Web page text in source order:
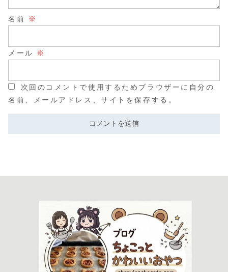
名前 ※
メール ※
次回のコメントで使用するためブラウザーに自分の
名前、メールアドレス、サイトを保存する。